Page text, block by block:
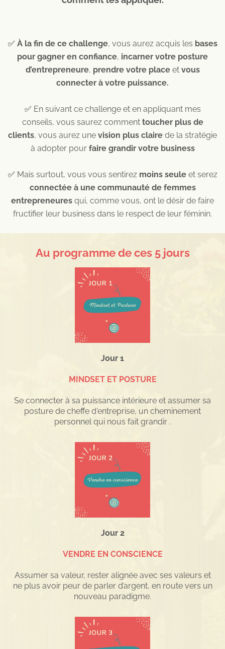
✅ À la fin de ce challenge, vous aurez acquis les bases
pour gagner en confiance, incarner votre posture
d’entrepreneure, prendre votre placeet vous
connecter à votre puissance.
✅ En suivant ce challenge et en appliquant mes
conseils, vous saurez comment toucher plus de
clients, vous aurez une vision plus claire de la stratégie
à adopter pourfaire grandir votre business
✅ Mais surtout, vous vous sentirez moins seule et serez
connectée à une communauté de femmes
entrepreneures qui, comme vous, ont le désir de faire
fructifier leur business dans le respect de leur féminin.
Au programme de ces 5 jours
Jour 1
MINDSET ET POSTURE
Se connecter à sa puissance intérieure et assumer sa
posture de cheffe d'entreprise, un cheminement
personnel qui nous fait grandir .
Jour 2
VENDRE EN CONSCIENCE
Assumer sa valeur, rester alignée avec ses valeurs et
ne plus avoir peur de parler d’argent, en route vers un
nouveau paradigme.